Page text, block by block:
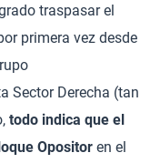
traspasar el
primera vez desde
Sector Derecha (tan
todo indica que el
Opositor en el